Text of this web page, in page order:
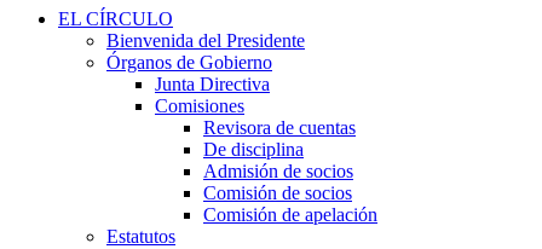
EL CÍRCULO
Bienvenida del Presidente
Órganos de Gobierno
Junta Directiva
Comisiones
Revisora de cuentas
De disciplina
Admisión de socios
Comisión de socios
Comisión de apelación
Estatutos